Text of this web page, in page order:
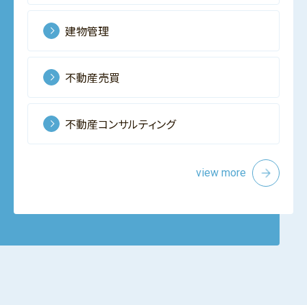
建物管理
不動産売買
不動産コンサルティング
view more